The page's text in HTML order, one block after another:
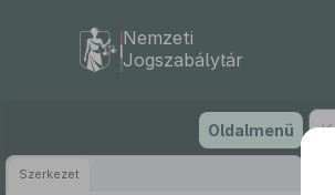
tartalomra
Nemzeti
Jogszabálytár
Oldalmenü
Szerkezet